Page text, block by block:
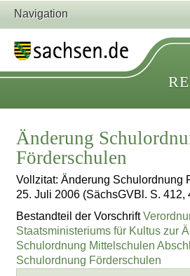
Navigation
Änderung
Förderschulen
Vollzitat: Änderung Schulordnung
25. Juli 2006 (SächsGVBl. S. 412,
Bestandteil der Vorschrift
Staatsministeriums für Kultus zur
Schulordnung Mittelschulen
Schulordnung Förderschulen